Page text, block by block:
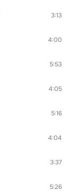
3:13
4:00
5:53
4:05
5:16
4:04
3:37
5:26